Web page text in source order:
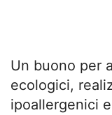
Un buono per
ecologici,
ipoallergenici